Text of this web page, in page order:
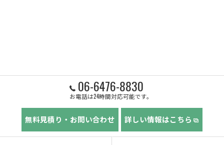
06-6476-8830
お電話は24時間対応可能です。
無料見積り・お問い合わせ 詳しい情報はこちら